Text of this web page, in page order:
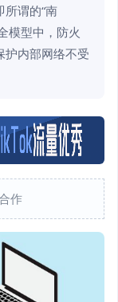
谓的“南
模型中，防火
护内部网络不受
作